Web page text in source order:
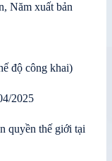
Năm xuất bản
độ công khai)
2025
quyền thế giới tại